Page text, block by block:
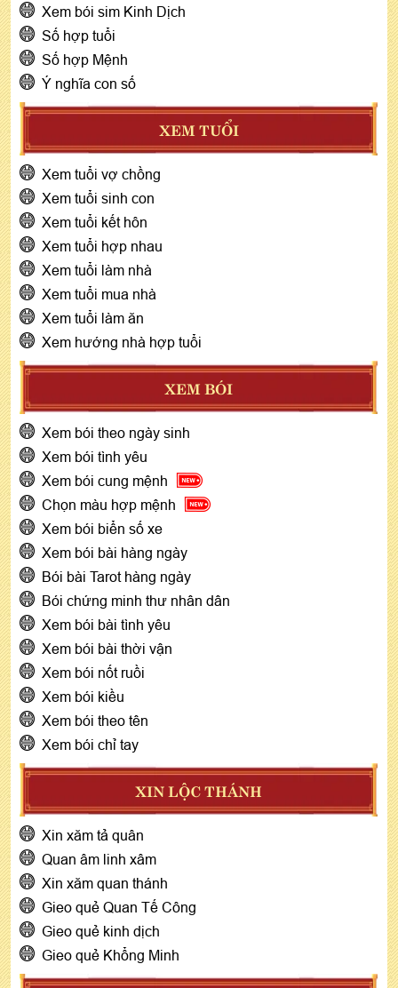
Xem bói sim Kinh Dịch
Số hợp tuổi
Số hợp Mệnh
Ý nghĩa con số
XEM TUỔI
Xem tuổi vợ chồng
Xem tuổi sinh con
Xem tuổi kết hôn
Xem tuổi hợp nhau
Xem tuổi làm nhà
Xem tuổi mua nhà
Xem tuổi làm ăn
Xem hướng nhà hợp tuổi
XEM BÓI
Xem bói theo ngày sinh
Xem bói tình yêu
Xem bói cung mệnh
Chọn màu hợp mệnh
Xem bói biển số xe
Xem bói bài hàng ngày
Bói bài Tarot hàng ngày
Bói chứng minh thư nhân dân
Xem bói bài tình yêu
Xem bói bài thời vận
Xem bói nốt ruồi
Xem bói kiều
Xem bói theo tên
Xem bói chỉ tay
XIN LỘC THÁNH
Xin xăm tả quân
Quan âm linh xâm
Xin xăm quan thánh
Gieo quẻ Quan Tế Công
Gieo quẻ kinh dịch
Gieo quẻ Khổng Minh